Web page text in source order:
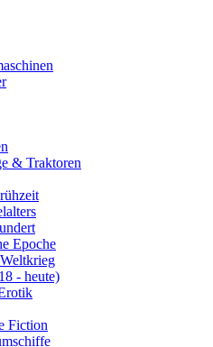
& Traktoren
Epoche
- heute)
Fiction